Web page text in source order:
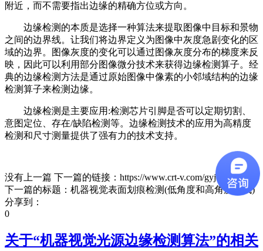
附近，而不需要指出边缘的精确方位或方向。
边缘检测的本质是选择一种算法来提取图像中目标和景物
之间的边界线。让我们将边界定义为图像中灰度急剧变化的区
域的边界。图像灰度的变化可以通过图像灰度分布的梯度来反
映，因此可以利用部分图像微分技术来获得边缘检测算子。经
典的边缘检测方法是通过原始图像中像素的小邻域结构的边缘
检测算子来检测边缘。
边缘检测是主要应用:检测芯片引脚是否可以定期切割、
意图定位、存在/缺陷检测等。边缘检测技术的应用为高精度
检测和尺寸测量提供了强有力的技术支持。
没有上一篇 下一篇的链接：https://www.crt-v.com/gyjc/69.html
下一篇的标题：机器视觉表面划痕检测(低角度和高角度模式)
分享到：
0
关于“机器视觉光源边缘检测算法”的相关